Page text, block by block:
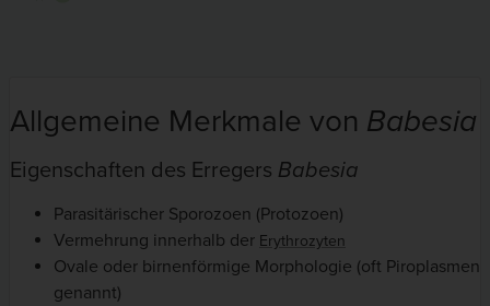
Allgemeine Merkmale von Babesia
Eigenschaften des Erregers Babesia
Parasitärischer Sporozoen (Protozoen)
Vermehrung innerhalb der Erythrozyten
Ovale oder birnenförmige Morphologie (oft Piroplasmen
genannt)